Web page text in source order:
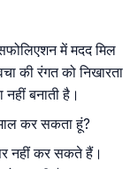
में मदद मिल
की रंगत को निखारता
बनाती है।
कर सकता हूं?
नहीं कर सकते हैं।